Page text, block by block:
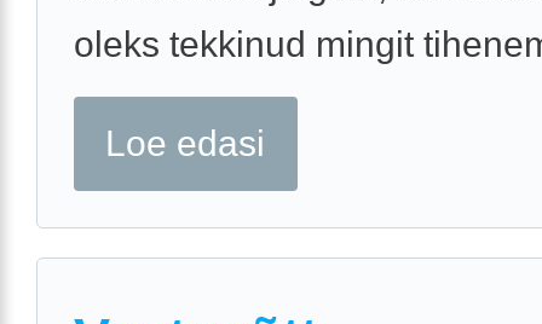
oleks tekkinud mingit
Loe edasi